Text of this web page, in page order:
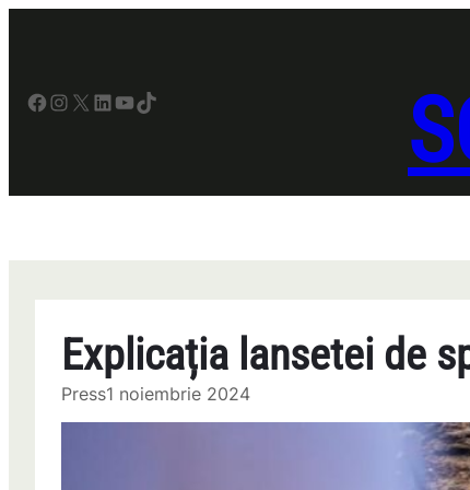
Facebook InstagramX LinkedIn YouTube TikTok
Explicația lansetei de
Press1 noiembrie 2024